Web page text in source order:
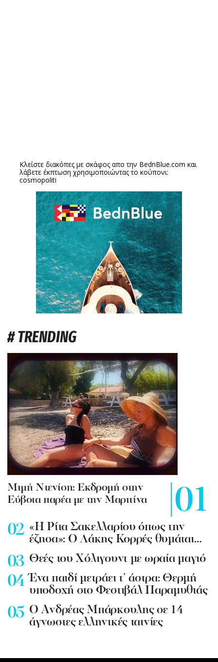
Κλείστε διακόπες με σκάφος απο την BednBlue.com και
λάβετε έκπτωση χρησιμοποιώντας το κούπονι:
cosmopoliti
# TRENDING
Mιμή Ντενίση: Εκδρομή στην
Εύβοια παρέα με την Μαριτίνα
«Η Ρίτα Σακελλαρίου όπως την
έζησα»: Ο Λάκης Κορρές θυμάται…
Θεές του Χόλιγουντ με ωραία μαγιό
Ένα παιδί μετράει τ’ άστρα: Θερμή
υποδοχή στο Φεστιβάλ Παραμυθιάς
Ο Ανδρέας Μπάρκουλης σε 14
άγνωστες ελληνικές ταινίες